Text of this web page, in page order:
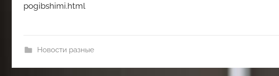
pogibshimi.html
Новости разные